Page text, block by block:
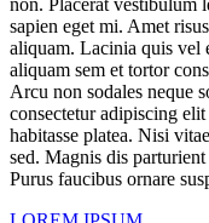
sapien eget mi. Amet
aliquam. Lacinia quis vel
aliquam sem et tortor
Arcu non sodales neque
consectetur adipiscing
habitasse platea. Nisi
sed. Magnis dis
Purus faucibus ornare